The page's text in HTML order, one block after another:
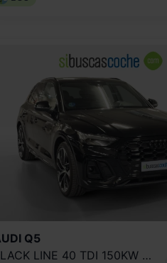
Q5
BLACK LINE 40 TDI 150KW QUATTRO ULTRA